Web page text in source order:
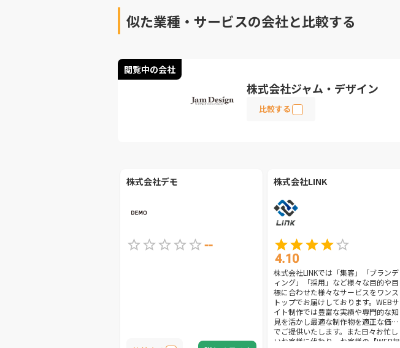
似た業種・サービスの会社と比較する
閲覧中の会社
株式会社ジャム・デザイン
比較する
株式会社デモ
--
株式会社LINK
4.10
株式会社LINKでは「集客」「ブランデ
ィング」「採用」など様々な目的や目
標に合わせた様々なサービスをワンス
トップでお届けしております。WEBサ
イト制作では豊富な実績や専門的な知
見を活かし最適な制作物を適正な価格
でご提供いたします。また日々お忙し
いお客様に代わり、お客様の【WEB担